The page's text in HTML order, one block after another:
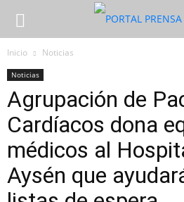
Inicio Noticias
Noticias
Agrupación de
Cardíacos dona
médicos al
Aysén que